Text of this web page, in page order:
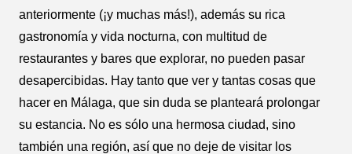
anteriormente (¡y muchas más!), además su rica
gastronomía y vida nocturna, con multitud de
restaurantes y bares que explorar, no pueden pasar
desapercibidas. Hay tanto que ver y tantas cosas que
hacer en Málaga, que sin duda se planteará prolongar
su estancia. No es sólo una hermosa ciudad, sino
también una región, así que no deje de visitar los